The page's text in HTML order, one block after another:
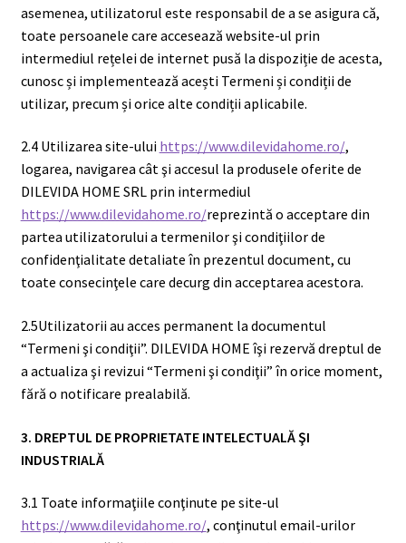
asemenea, utilizatorul este responsabil de a se asigura că,
toate persoanele care accesează website-ul prin
intermediul rețelei de internet pusă la dispoziție de acesta,
cunosc și implementează acești Termeni și condiții de
utilizar, precum și orice alte condiții aplicabile.
2.4 Utilizarea site-ului https://www.dilevidahome.ro/,
logarea, navigarea cât şi accesul la produsele oferite de
DILEVIDA HOME SRL prin intermediul
https://www.dilevidahome.ro/reprezintă o acceptare din
partea utilizatorului a termenilor şi condiţiilor de
confidenţialitate detaliate în prezentul document, cu
toate consecinţele care decurg din acceptarea acestora.
2.5Utilizatorii au acces permanent la documentul
“Termeni şi condiţii”. DILEVIDA HOME îşi rezervă dreptul de
a actualiza şi revizui “Termeni şi condiţii” în orice moment,
fără o notificare prealabilă.
3. DREPTUL DE PROPRIETATE INTELECTUALĂ ŞI
INDUSTRIALĂ
3.1 Toate informaţiile conţinute pe site-ul
https://www.dilevidahome.ro/, conţinutul email-urilor